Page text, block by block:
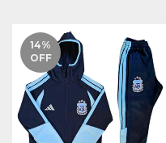
14%
OFF